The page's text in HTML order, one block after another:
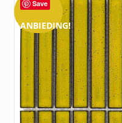
AANBIEDING!
Save